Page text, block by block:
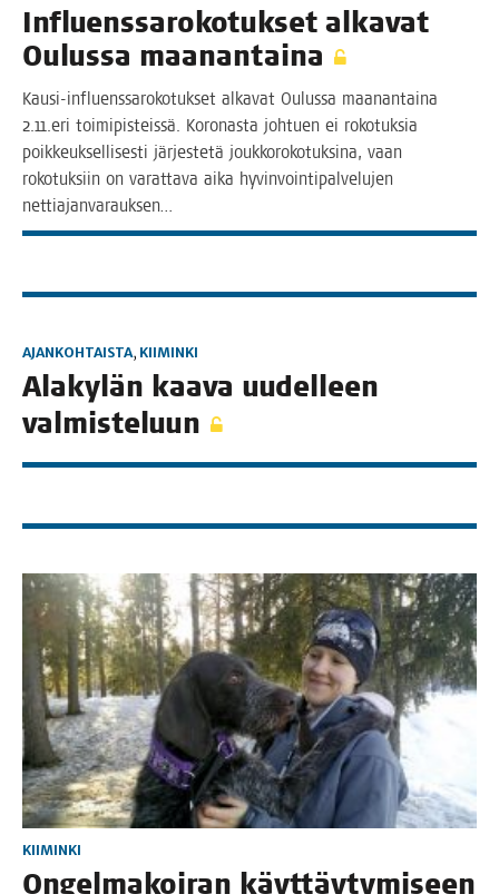
Influens­sa­ro­ko­tuk­set alka­vat
Oulus­sa maanantaina
Kausi-influens­­sa­­ro­­ko­­tuk­­set alka­vat Oulus­sa maa­nan­tai­na
2.11.eri toi­mi­pis­teis­sä. Koro­nas­ta joh­tuen ei roko­tuk­sia
poik­keuk­sel­li­ses­ti jär­jes­te­tä jouk­ko­ro­ko­tuk­si­na, vaan
roko­tuk­siin on varat­ta­va aika hyvin­voin­ti­pal­ve­lu­jen
nettiajanvarauksen…
AJANKOHTAISTA, KIIMINKI
Ala­ky­län kaa­va uudel­leen
valmisteluun
KIIMINKI
Ongel­ma­koi­ran käyt­täy­ty­mi­seen